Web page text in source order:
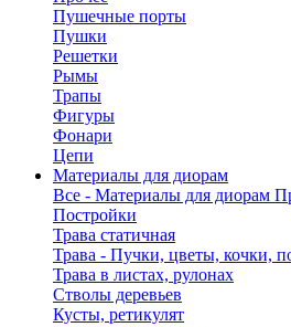
Пушечные порты
Пушки
Решетки
Рымы
Трапы
Фигуры
Фонари
Цепи
Материалы для диорам
Все - Материалы для диорам
Постройки
Трава статичная
Трава - Пучки, цветы, кочки,
Трава в листах, рулонах
Стволы деревьев
Кусты, ретикулят